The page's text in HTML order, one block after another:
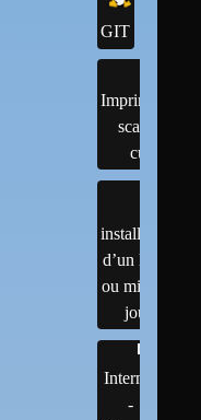
GIT
Imprimantes,
scanner,
cups
installation
d’un linux
ou mises à
jour
Internet
-